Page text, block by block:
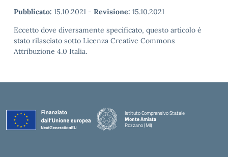
Pubblicato: 15.10.2021 - Revisione: 15.10.2021
Eccetto dove diversamente specificato, questo articolo è
stato rilasciato sotto Licenza Creative Commons
Attribuzione 4.0 Italia.
Istituto Comprensivo Statale
Monte Amiata
Rozzano (MI)